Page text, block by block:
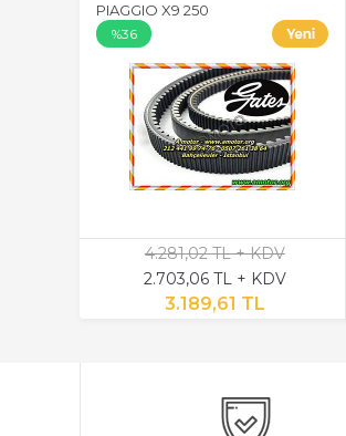
PIAGGIO X9 250
%36
4.281,02 TL + KDV
2.703,06 TL + KDV
3.189,61 TL